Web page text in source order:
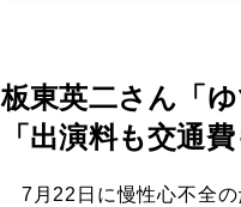
板東英二さん「
「出演料も交通
7月22日に慢性心不全の